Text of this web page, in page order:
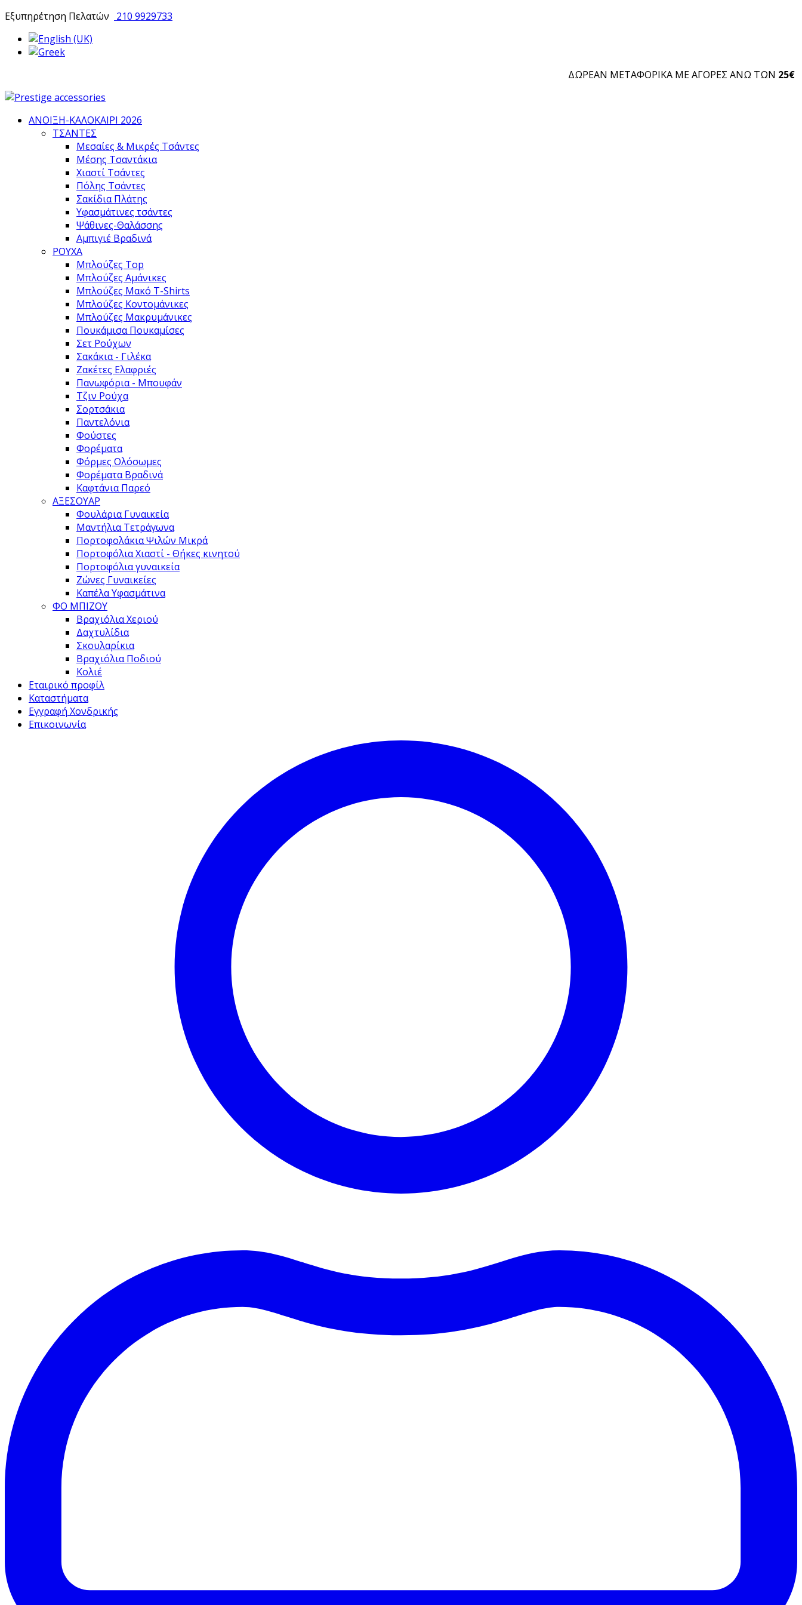
Εξυπηρέτηση Πελατών 210 9929733
ΔΩΡΕΑΝ ΜΕΤΑΦΟΡΙΚΑ ΜΕ ΑΓΟΡΕΣ ΑΝΩ ΤΩΝ 25€
ΑΝΟΙΞΗ-ΚΑΛΟΚΑΙΡΙ 2026
ΤΣΑΝΤΕΣ
Μεσαίες & Μικρές Τσάντες
Μέσης Τσαντάκια
Χιαστί Τσάντες
Πόλης Τσάντες
Σακίδια Πλάτης
Υφασμάτινες τσάντες
Ψάθινες-Θαλάσσης
Αμπιγιέ Βραδινά
ΡΟΥΧΑ
Μπλούζες Top
Μπλούζες Αμάνικες
Μπλούζες Μακό T-Shirts
Μπλούζες Κοντομάνικες
Μπλούζες Μακρυμάνικες
Πουκάμισα Πουκαμίσες
Σετ Ρούχων
Σακάκια - Γιλέκα
Ζακέτες Ελαφριές
Πανωφόρια - Μπουφάν
Τζιν Ρούχα
Σορτσάκια
Παντελόνια
Φούστες
Φορέματα
Φόρμες Ολόσωμες
Φορέματα Βραδινά
Καφτάνια Παρεό
ΑΞΕΣΟΥΑΡ
Φουλάρια Γυναικεία
Μαντήλια Τετράγωνα
Πορτοφολάκια Ψιλών Μικρά
Πορτοφόλια Χιαστί - Θήκες κινητού
Πορτοφόλια γυναικεία
Ζώνες Γυναικείες
Καπέλα Υφασμάτινα
ΦΟ ΜΠΙΖΟΥ
Βραχιόλια Χεριού
Δαχτυλίδια
Σκουλαρίκια
Βραχιόλια Ποδιού
Κολιέ
Εταιρικό προφίλ
Καταστήματα
Εγγραφή Χονδρικής
Επικοινωνία